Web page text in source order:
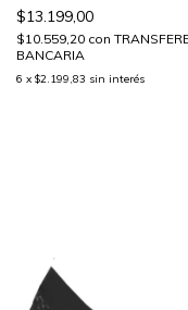
$13.199,00
$10.559,20 con
BANCARIA
6 x $2.199,83 sin interés